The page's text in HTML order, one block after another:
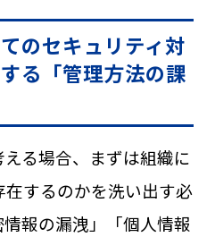
のセキュリティ対
る「管理方法の課
る場合、まずは組織に
するのかを洗い出す必
報の漏洩」「個人情報